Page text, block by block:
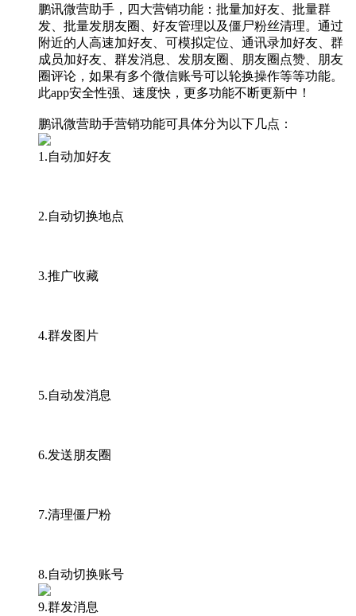
鹏讯微营助手，四大营销功能：批量加好友、批量群
发、批量发朋友圈、好友管理以及僵尸粉丝清理。通过
附近的人高速加好友、可模拟定位、通讯录加好友、群
成员加好友、群发消息、发朋友圈、朋友圈点赞、朋友
圈评论，如果有多个微信账号可以轮换操作等等功能。
此app安全性强、速度快，更多功能不断更新中！
鹏讯微营助手营销功能可具体分为以下几点：
1.自动加好友
2.自动切换地点
3.推广收藏
4.群发图片
5.自动发消息
6.发送朋友圈
7.清理僵尸粉
8.自动切换账号
9.群发消息